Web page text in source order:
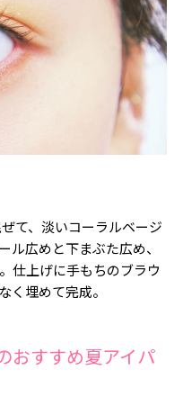
て、淡いコーラルベージ
ル広めと下まぶた広め、
仕上げに手もちのブラウ
く埋めて完成。
おすすめ夏アイパ